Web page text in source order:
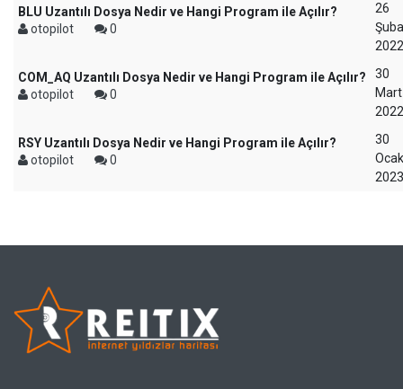
BLU Uzantılı Dosya Nedir ve Hangi Program ile Açılır?
otopilot
0
26
2022
COM_AQ Uzantılı Dosya Nedir ve Hangi Program ile Açılır?
otopilot
0
30
Mart
2022
RSY Uzantılı Dosya Nedir ve Hangi Program ile Açılır?
otopilot
0
30
Ocak
2023